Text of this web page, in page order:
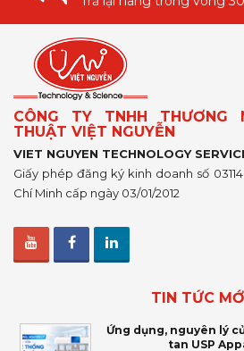
CÔNG TY TNHH
THUẬT VIỆT NGUYỄN
VIET NGUYEN TECHNOLOGY
Giấy phép đăng ký kinh doanh số
Chí Minh cấp ngày 03/01/2012
TIN TỨC MỚI
Ứng dụng, nguyên lý
tan USP